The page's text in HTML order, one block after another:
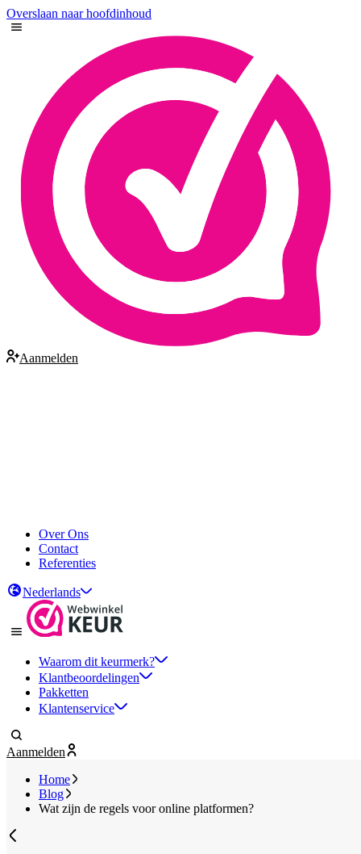
Overslaan naar hoofdinhoud
Aanmelden
Over Ons
Contact
Referenties
Nederlands
Waarom dit keurmerk?
Klantbeoordelingen
Pakketten
Klantenservice
Aanmelden
Home
Blog
Wat zijn de regels voor online platformen?